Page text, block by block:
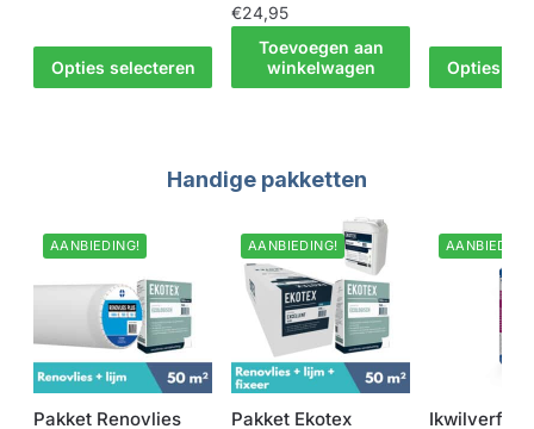
Opties selecteren
€24,95
Toevoegen aan
winkelwagen
Opties
Handige pakketten
AANBIEDING!
Pakket Renovlies
AANBIEDING!
Pakket Ekotex